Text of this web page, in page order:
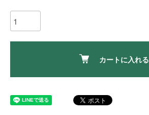
カートに入れる